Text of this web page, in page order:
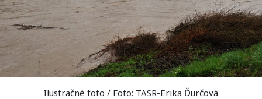
Ilustračné foto / Foto: TASR-Erika Ďurčová